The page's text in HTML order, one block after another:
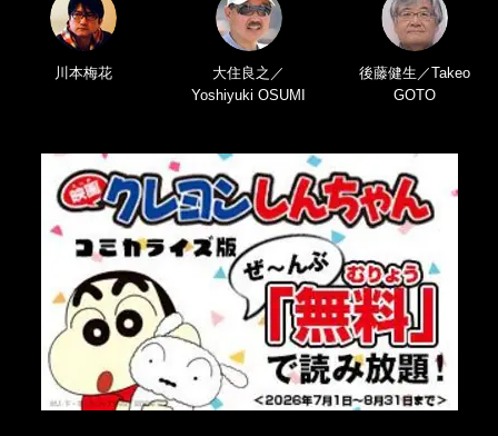
川本梅花
大住良之／
Yoshiyuki OSUMI
後藤健生／Takeo
GOTO